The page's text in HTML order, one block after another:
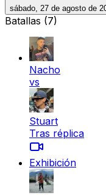
sábado, 27 de agosto de
Batallas (7)
Nacho
vs
Stuart
Tras réplica
Exhibición